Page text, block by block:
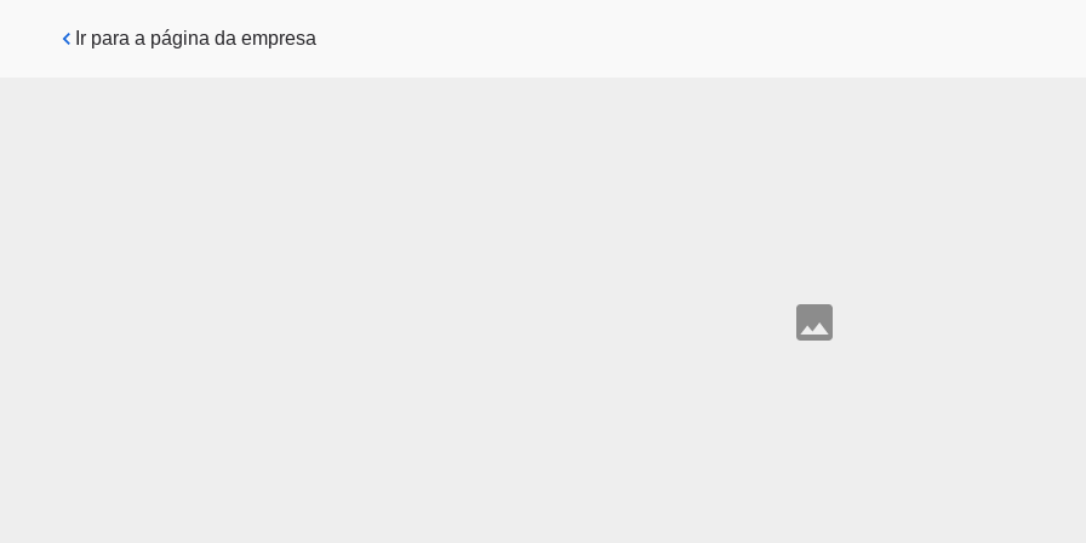
Pular para o conteúdo principal
Ir para a página da empresa